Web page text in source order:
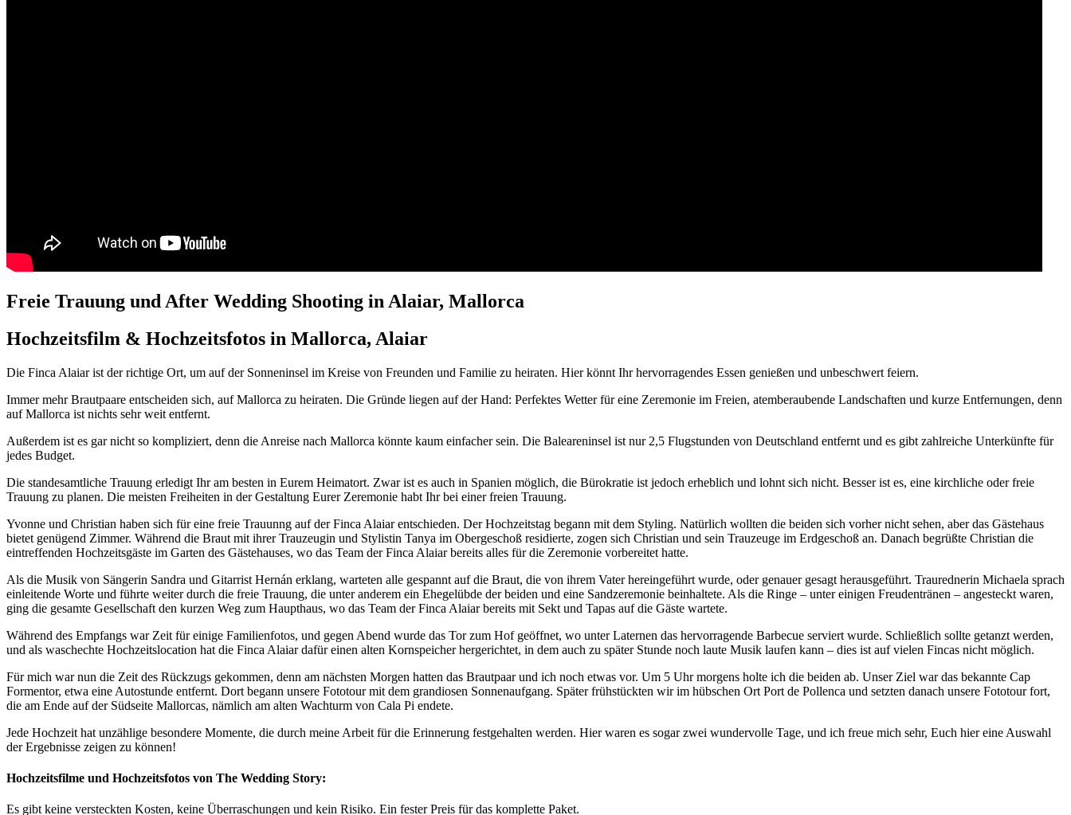
Freie Trauung und After Wedding Shooting in Alaiar, Mallorca
Hochzeitsfilm & Hochzeitsfotos in Mallorca, Alaiar
Die Finca Alaiar ist der richtige Ort, um auf der Sonneninsel im Kreise von Freunden und Familie zu heiraten. Hier könnt Ihr hervorragendes Essen genießen und unbeschwert feiern.
Immer mehr Brautpaare entscheiden sich, auf Mallorca zu heiraten. Die Gründe liegen auf der Hand: Perfektes Wetter für eine Zeremonie im Freien, atemberaubende Landschaften und kurze Entfernungen, denn
auf Mallorca ist nichts sehr weit entfernt.
Außerdem ist es gar nicht so kompliziert, denn die Anreise nach Mallorca könnte kaum einfacher sein. Die Baleareninsel ist nur 2,5 Flugstunden von Deutschland entfernt und es gibt zahlreiche Unterkünfte für
jedes Budget.
Die standesamtliche Trauung erledigt Ihr am besten in Eurem Heimatort. Zwar ist es auch in Spanien möglich, die Bürokratie ist jedoch erheblich und lohnt sich nicht. Besser ist es, eine kirchliche oder freie
Trauung zu planen. Die meisten Freiheiten in der Gestaltung Eurer Zeremonie habt Ihr bei einer freien Trauung.
Yvonne und Christian haben sich für eine freie Trauunng auf der Finca Alaiar entschieden. Der Hochzeitstag begann mit dem Styling. Natürlich wollten die beiden sich vorher nicht sehen, aber das Gästehaus
bietet genügend Zimmer. Während die Braut mit ihrer Trauzeugin und Stylistin Tanya im Obergeschoß residierte, zogen sich Christian und sein Trauzeuge im Erdgeschoß an. Danach begrüßte Christian die
eintreffenden Hochzeitsgäste im Garten des Gästehauses, wo das Team der Finca Alaiar bereits alles für die Zeremonie vorbereitet hatte.
Als die Musik von Sängerin Sandra und Gitarrist Hernán erklang, warteten alle gespannt auf die Braut, die von ihrem Vater hereingeführt wurde, oder genauer gesagt herausgeführt. Traurednerin Michaela sprach
einleitende Worte und führte weiter durch die freie Trauung, die unter anderem ein Ehegelübde der beiden und eine Sandzeremonie beinhaltete. Als die Ringe – unter einigen Freudentränen – angesteckt waren,
ging die gesamte Gesellschaft den kurzen Weg zum Haupthaus, wo das Team der Finca Alaiar bereits mit Sekt und Tapas auf die Gäste wartete.
Während des Empfangs war Zeit für einige Familienfotos, und gegen Abend wurde das Tor zum Hof geöffnet, wo unter Laternen das hervorragende Barbecue serviert wurde. Schließlich sollte getanzt werden,
und als waschechte Hochzeitslocation hat die Finca Alaiar dafür einen alten Kornspeicher hergerichtet, in dem auch zu später Stunde noch laute Musik laufen kann – dies ist auf vielen Fincas nicht möglich.
Für mich war nun die Zeit des Rückzugs gekommen, denn am nächsten Morgen hatten das Brautpaar und ich noch etwas vor. Um 5 Uhr morgens holte ich die beiden ab. Unser Ziel war das bekannte Cap
Formentor, etwa eine Autostunde entfernt. Dort begann unsere Fototour mit dem grandiosen Sonnenaufgang. Später frühstückten wir im hübschen Ort Port de Pollenca und setzten danach unsere Fototour fort,
die am Ende auf der Südseite Mallorcas, nämlich am alten Wachturm von Cala Pi endete.
Jede Hochzeit hat unzählige besondere Momente, die durch meine Arbeit für die Erinnerung festgehalten werden. Hier waren es sogar zwei wundervolle Tage, und ich freue mich sehr, Euch hier eine Auswahl
der Ergebnisse zeigen zu können!
Hochzeitsfilme und Hochzeitsfotos von The Wedding Story:
Es gibt keine versteckten Kosten, keine Überraschungen und kein Risiko. Ein fester Preis für das komplette Paket.